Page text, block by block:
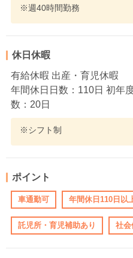
※週40時間勤務
休日休暇
有給休暇 出産・育児休暇
年間休日日数：110日 初年
数：20日
※シフト制
ポイント
車通勤可 年間休日110日以
託児所・育児補助あり 社会